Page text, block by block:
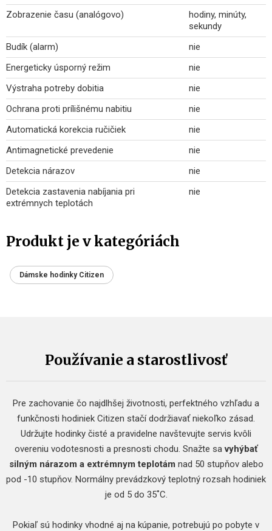
Zobrazenie času (analógovo)
hodiny, minúty,
sekundy
Budík (alarm)
nie
Energeticky úsporný režim
nie
Výstraha potreby dobitia
nie
Ochrana proti prílišnému nabitiu
nie
Automatická korekcia ručičiek
nie
Antimagnetické prevedenie
nie
Detekcia nárazov
nie
Detekcia zastavenia nabíjania pri
extrémnych teplotách
nie
Produkt je v kategóriách
Dámske hodinky Citizen
Používanie a starostlivosť
Pre zachovanie čo najdlhšej životnosti, perfektného vzhľadu a
funkčnosti hodiniek Citizen stačí dodržiavať niekoľko zásad.
Udržujte hodinky čisté a pravidelne navštevujte servis kvôli
overeniu vodotesnosti a presnosti chodu. Snažte savyhýbať
silným nárazom a extrémnym teplotám nad 50 stupňov alebo
pod -10 stupňov. Normálny prevádzkový teplotný rozsah hodiniek
je od 5 do 35˚C.
Pokiaľ sú hodinky vhodné aj na kúpanie, potrebujú po pobyte v